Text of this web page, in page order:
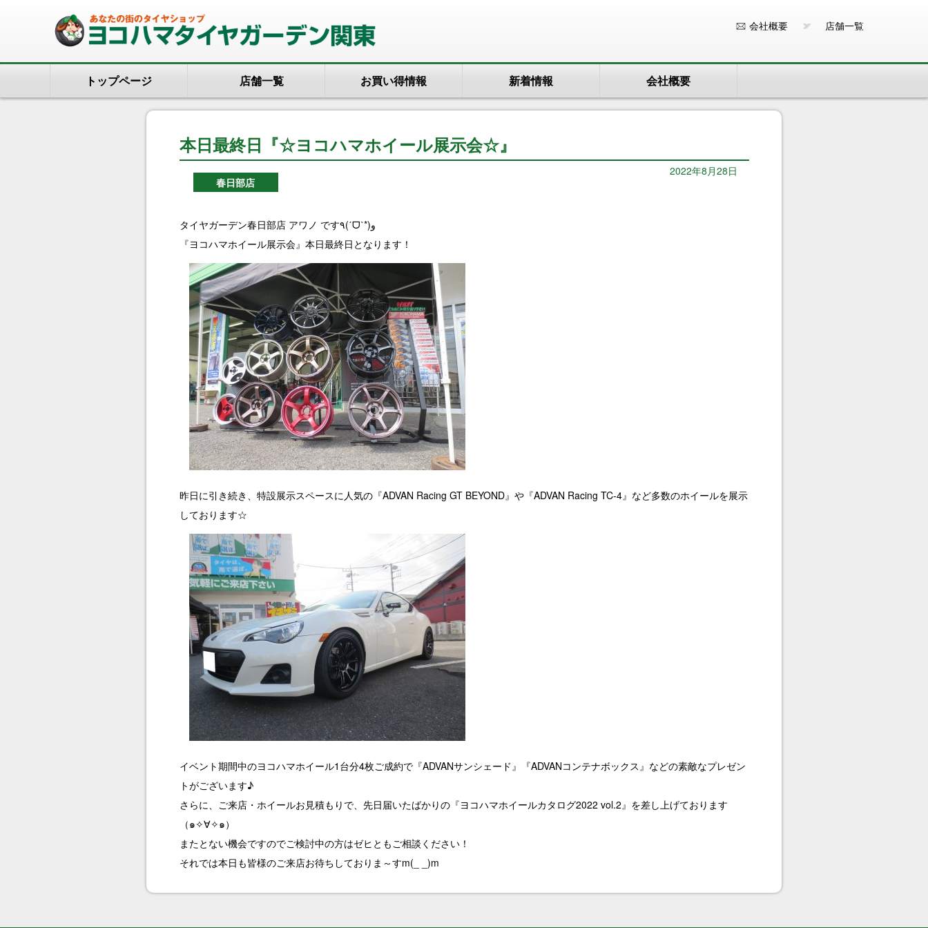
店舗一覧
会社概要
トップページ 店舗一覧 お買い得情報 新着情報 会社概要
本日最終日『☆ヨコハマホイール展示会☆』
春日部店
2022年8月28日
タイヤガーデン春日部店 アワノ です٩(ˊᗜˋ*)و
『ヨコハマホイール展示会』本日最終日となります！
昨日に引き続き、特設展示スペースに人気の『ADVAN Racing GT BEYOND』や『ADVAN Racing TC-4』など多数のホイールを展示
しております☆
イベント期間中のヨコハマホイール1台分4枚ご成約で『ADVANサンシェード』『ADVANコンテナボックス』などの素敵なプレゼン
トがございます♪
さらに、ご来店・ホイールお見積もりで、先日届いたばかりの『ヨコハマホイールカタログ2022 vol.2』を差し上げております
（๑✧∀✧๑）
またとない機会ですのでご検討中の方はゼヒともご相談ください！
それでは本日も皆様のご来店お待ちしておりま～すm(_ _)m